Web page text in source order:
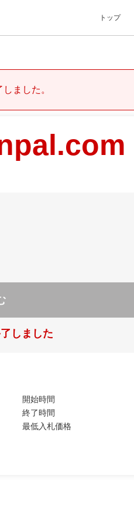
トップ
ました。
しました
開始時間
終了時間
最低入札価格